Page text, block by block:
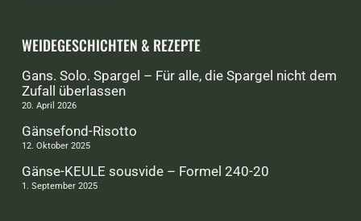
WEIDEGESCHICHTEN & REZEPTE
Gans. Solo. Spargel – Für alle, die Spargel nicht dem
Zufall überlassen
20. April 2026
Gänsefond-Risotto
12. Oktober 2025
Gänse-KEULE sousvide – Formel 240-20
1. September 2025